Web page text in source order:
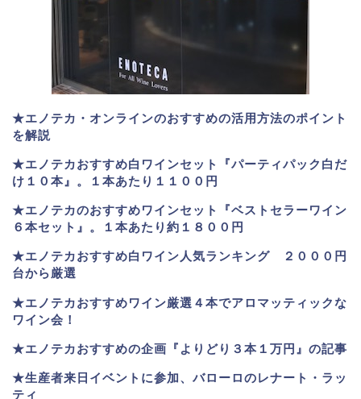
★エノテカ・オンラインのおすすめの活用方法のポイント
を解説
★エノテカおすすめ白ワインセット『パーティパック白だ
け１０本』。１本あたり１１００円
★エノテカのおすすめワインセット『ベストセラーワイン
６本セット』。
１本あたり約１８００円
★エノテカおすすめ白ワイン人気ランキング ２０００円
台から厳選
★エノテカおすすめワイン厳選４本でアロマッティックな
ワイン会！
★エノテカおすすめの企画『よりどり３本１万円』の記事
★生産者来日イベントに参加、バローロのレナート・ラッ
ティ